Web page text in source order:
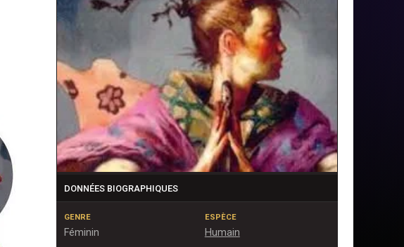
DONNÉES BIOGRAPHIQUES
GENRE
Féminin
ESPÈCE
Humain